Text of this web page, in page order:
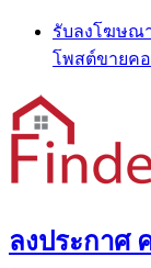
Skip
content
รับลงโฆษณ
โพสต์ขายค
ลงประกาศ